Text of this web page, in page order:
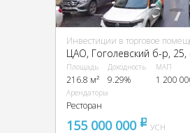
Инвестиции в торговое
ЦАО, Гоголевский б-р, 25,
Площадь
216.8 м²
Доходность
9.29%
МАП
1 200
Арендаторы
Ресторан
155 000 000 pуб
УСН